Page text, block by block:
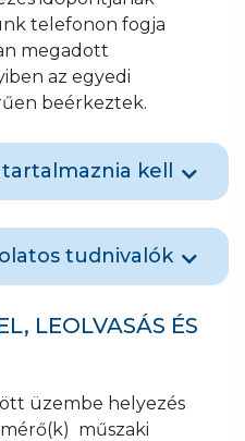
telefonon fogja
megadott
az egyedi
beérkeztek.
kell
kiállítja;
címét, telefonszámát.
tudnivalók
elvégzett
díjat számlázunk.
ház esetén), a
a munkát
LEOLVASÁS ÉS
üzembe helyezés
műszaki